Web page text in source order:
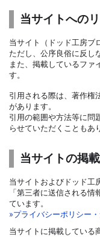
当サイトへの
当サイト（ドッド工房ブ
ただし、公序良俗に反し
また、掲載しているファ
す。
引用される際は、著作権
があります。
引用の範囲や方法等に問
らせていただくこともあ
当サイトの掲
当サイトおよびドッド工
「第三者に送信される
ています。
»プライバシーポリシー
当サイトに掲載している